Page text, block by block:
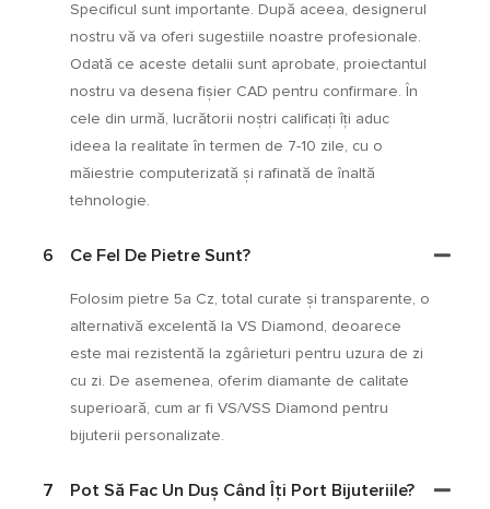
Specificul sunt importante. După aceea, designerul
nostru vă va oferi sugestiile noastre profesionale.
Odată ce aceste detalii sunt aprobate, proiectantul
nostru va desena fișier CAD pentru confirmare. În
cele din urmă, lucrătorii noștri calificați îți aduc
ideea la realitate în termen de 7-10 zile, cu o
măiestrie computerizată și rafinată de înaltă
tehnologie.
6 Ce Fel De Pietre Sunt?
Folosim pietre 5a Cz, total curate și transparente, o
alternativă excelentă la VS Diamond, deoarece
este mai rezistentă la zgârieturi pentru uzura de zi
cu zi. De asemenea, oferim diamante de calitate
superioară, cum ar fi VS/VSS Diamond pentru
bijuterii personalizate.
7 Pot Să Fac Un Duș Când Îți Port Bijuteriile?